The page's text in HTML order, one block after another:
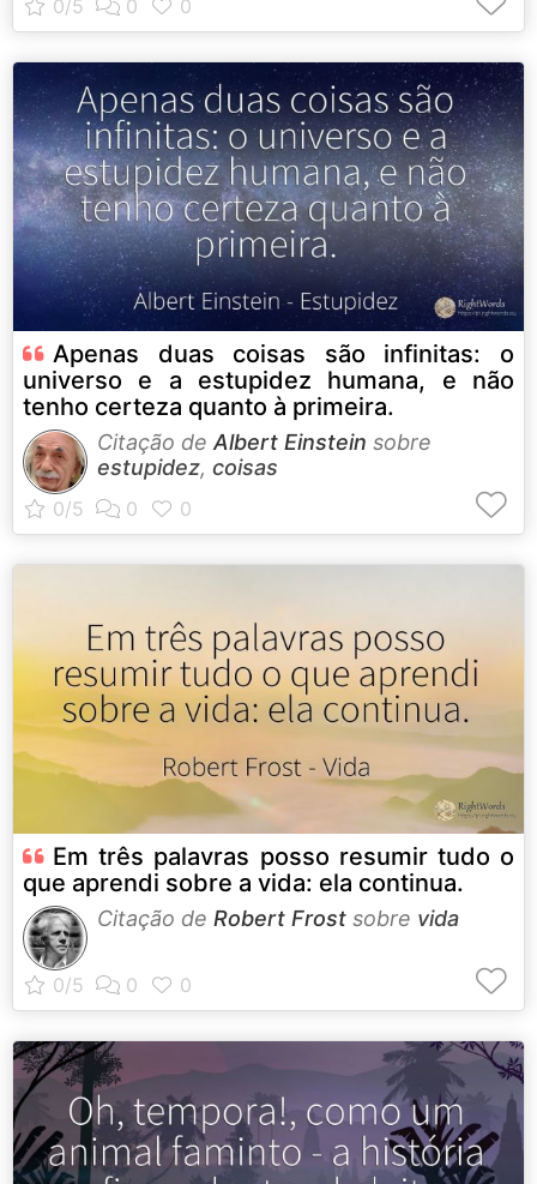
Apenas duas coisas são infinitas: o
universo e a estupidez humana, e não
tenho certeza quanto à primeira.
Citação de Albert Einstein sobre
estupidez, coisas
Em três palavras posso resumir tudo o
que aprendi sobre a vida: ela continua.
Citação de Robert Frost sobre vida